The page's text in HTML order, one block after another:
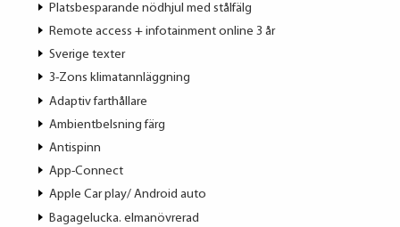
Platsbesparande nödhjul med stålfälg
Remote access + infotainment online 3 år
Sverige texter
3-Zons klimatannläggning
Adaptiv farthållare
Ambientbelsning färg
Antispinn
App-Connect
Apple Car play/ Android auto
Bagagelucka. elmanövrerad